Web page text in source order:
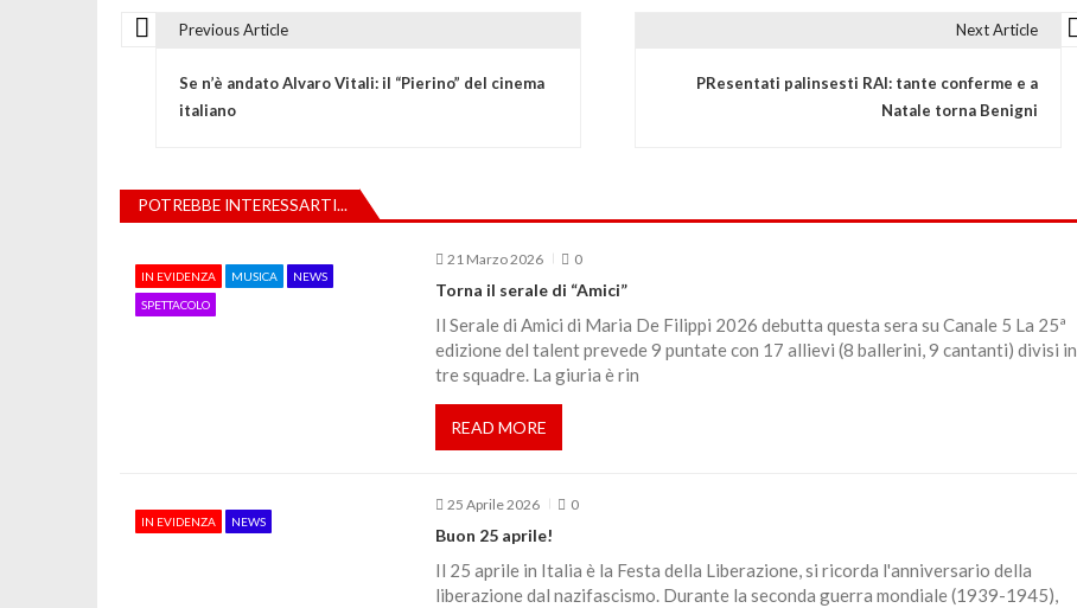
v
i
g
o
Previous Article
Se n’è andato Alvaro Vitali: il “Pierino” del cinema
italiano
Next Article
PResentati palinsesti RAI: tante conferme e a
Natale torna Benigni
POTREBBE INTERESSARTI...
IN EVIDENZA MUSICA
NEWS
SPETTACOLO
21 Marzo 2026 0
Torna il serale di “Amici”
Il Serale di Amici di Maria De Filippi 2026 debutta questa sera su Canale 5 La 25ª
edizione del talent prevede 9 puntate con 17 allievi (8 ballerini, 9 cantanti) divisi in
tre squadre. La giuria è rin
READ MORE
IN EVIDENZA NEWS
25 Aprile 2026 0
Buon 25 aprile!
Il 25 aprile in Italia è la Festa della Liberazione, si ricorda l'anniversario della
liberazione dal nazifascismo. Durante la seconda guerra mondiale (1939-1945),